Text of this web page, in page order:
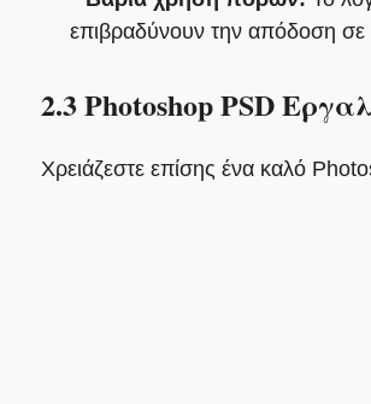
επιβραδύνουν την απόδοση σε
2.3 Photoshop PSD
Χρειάζεστε επίσης ένα καλό